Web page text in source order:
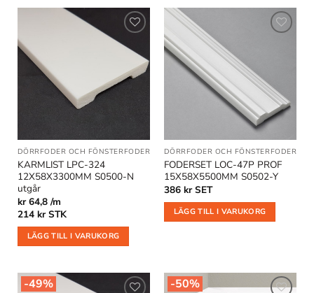
Lägg till
önskelistan
DÖRRFODER OCH FÖNSTERFODER
KARMLIST LPC-324
12X58X3300MM S0500-N
utgår
kr 64,8 /m
214 kr STK
LÄGG TILL I VARUKORG
önskelistan
DÖRRFODER OCH FÖNSTERFODER
FODERSET LOC-47P PROF
15X58X5500MM S0502-Y
386 kr SET
LÄGG TILL I VARUKORG
-49% -50%